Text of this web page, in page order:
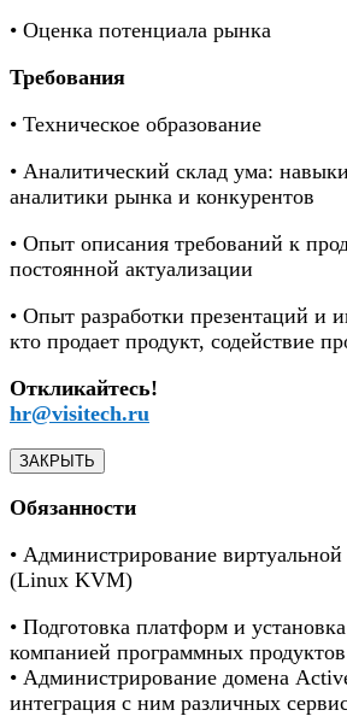
• Оценка потенциала рынка
Требования
• Техническое образование
• Аналитический склад ума:
аналитики рынка и конкурентов
• Опыт описания требований к
постоянной актуализации
• Опыт разработки презентаций и
кто продает продукт, содействие
Откликайтесь!
hr@visitech.ru
ЗАКРЫТЬ
Обязанности
• Администрирование
(Linux KVM)
• Подготовка платформ и
компанией программных
• Администрирование домена
интеграция с ним различных